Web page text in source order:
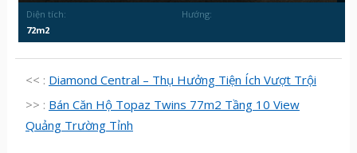
Diện tích:
72m2
Hướng:
<< : Diamond Central – Thụ Hưởng Tiện Ích Vượt Trội
>> : Bán Căn Hộ Topaz Twins 77m2 Tầng 10 View
Quảng Trường Tỉnh